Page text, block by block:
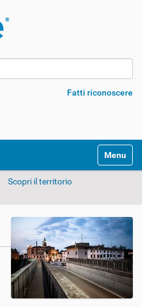
Fatti riconoscere
Alterna
Scopri il territorio